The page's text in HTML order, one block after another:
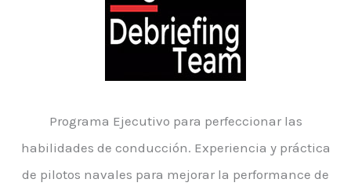
Programa Ejecutivo para perfeccionar las
habilidades de conducción. Experiencia y práctica
de pilotos navales para mejorar la performance de